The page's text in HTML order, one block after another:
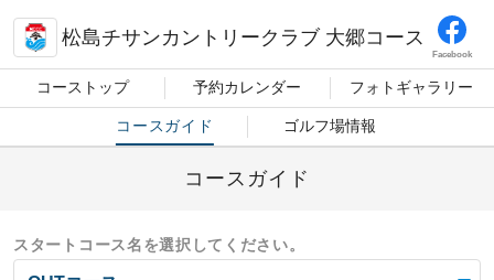
松島チサンカントリークラブ 大郷コース
Facebook
コーストップ 予約カレンダー フォトギャラリー
コースガイド ゴルフ場情報
コースガイド
スタートコース名を選択してください。